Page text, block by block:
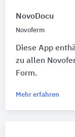
NovoDocu
Novoferm
Diese App
zu allen
Form.
Mehr erfahren